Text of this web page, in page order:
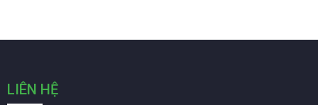
LIÊN HỆ